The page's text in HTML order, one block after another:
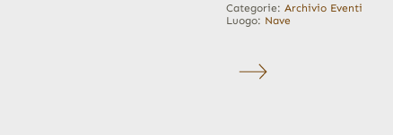
Categorie:Archivio Eventi
Luogo: Nave